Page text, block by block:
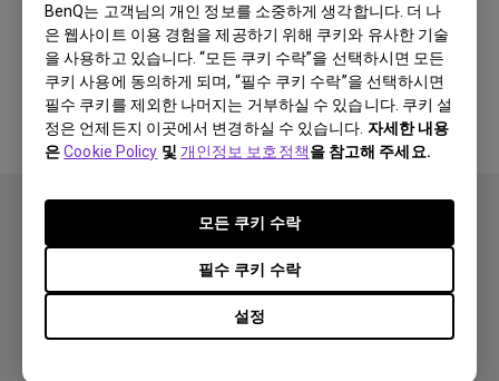
BenQ는 고객님의 개인 정보를 소중하게 생각합니다. 더 나
은 웹사이트 이용 경험을 제공하기 위해 쿠키와 유사한 기술
을 사용하고 있습니다. “모든 쿠키 수락”을 선택하시면 모든
쿠키 사용에 동의하게 되며, “필수 쿠키 수락”을 선택하시면
필수 쿠키를 제외한 나머지는 거부하실 수 있습니다. 쿠키 설
정은 언제든지 이곳에서 변경하실 수 있습니다. 자세한 내용
은Cookie Policy 및 개인정보 보호정책을 참고해 주세요.
설정
필수 쿠키 수락
모든 쿠키 수락
관련 비디오 없음
솔루션